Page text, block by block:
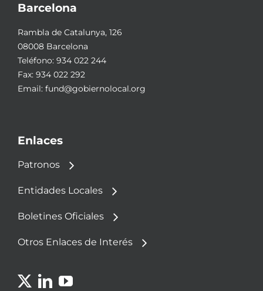
Barcelona
Rambla de Catalunya, 126
08008 Barcelona
Teléfono: 934 022 244
Fax: 934 022 292
Email: fund@gobiernolocal.org
Enlaces
Patronos
Entidades Locales
Boletines Oficiales
Otros Enlaces de Interés